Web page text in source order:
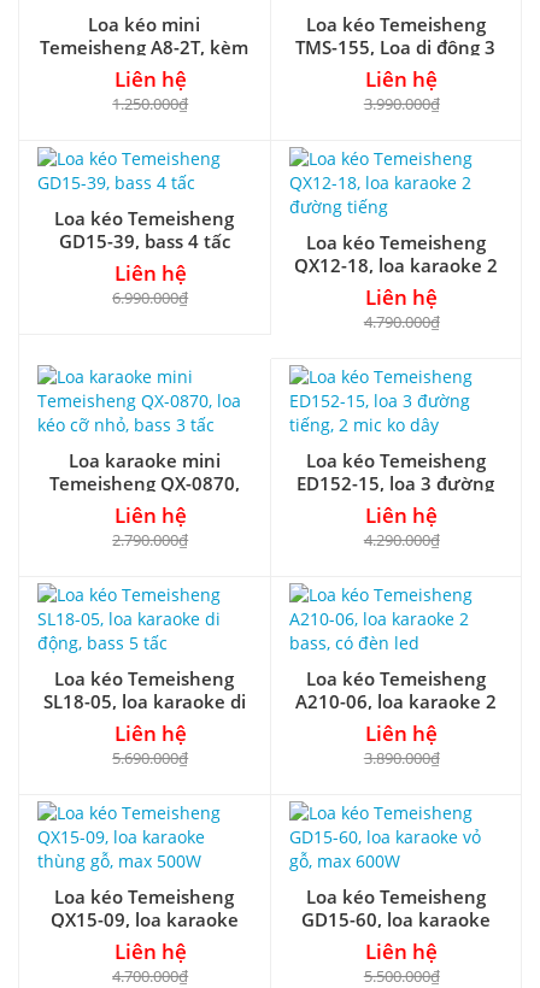
Loa kéo mini
Temeisheng A8-2T, kèm
01 mic VHF
Liên hệ
1.250.000₫
Loa kéo Temeisheng
TMS-155, Loa di động 3
đường tiếng
Liên hệ
3.990.000₫
Loa kéo Temeisheng
GD15-39, bass 4 tấc
Liên hệ
6.990.000₫
Loa kéo Temeisheng
QX12-18, loa karaoke 2
đường tiếng
Liên hệ
4.790.000₫
Loa karaoke mini
Temeisheng QX-0870,
loa kéo cỡ nhỏ, bass 3
tấc
Liên hệ
2.790.000₫
Loa kéo Temeisheng
ED152-15, loa 3 đường
tiếng, 2 mic ko dây
Liên hệ
4.290.000₫
Loa kéo Temeisheng
SL18-05, loa karaoke di
động, bass 5 tấc
Liên hệ
5.690.000₫
Loa kéo Temeisheng
A210-06, loa karaoke 2
bass, có đèn led
Liên hệ
3.890.000₫
Loa kéo Temeisheng
QX15-09, loa karaoke
thùng gỗ, max 500W
Liên hệ
4.700.000₫
Loa kéo Temeisheng
GD15-60, loa karaoke
vỏ gỗ, max 600W
Liên hệ
5.500.000₫